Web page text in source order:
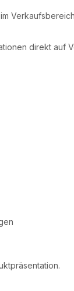
direkt auf